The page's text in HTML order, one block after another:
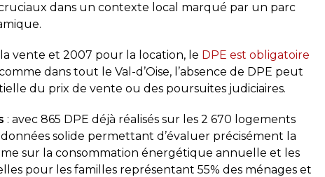
dans un contexte local marqué par un parc
vente et 2007 pour la location, le DPE est obligatoire
dans tout le Val-d’Oise, l’absence de DPE peut
du prix de vente ou des poursuites judiciaires.
: avec 865 DPE déjà réalisés sur les 2 670 logements
solide permettant d’évaluer précisément la
sur la consommation énergétique annuelle et les
pour les familles représentant 55% des ménages et